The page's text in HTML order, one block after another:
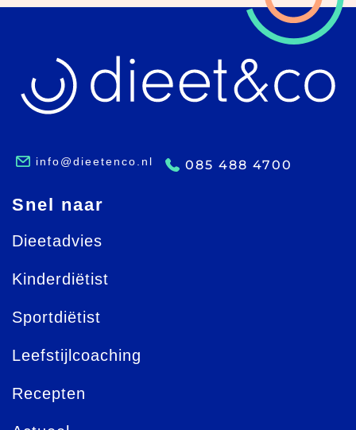
info@dieetenco.nl 085 488 4700
Snel naar
Dieetadvies
Kinderdiëtist
Sportdiëtist
Leefstijlcoaching
Recepten